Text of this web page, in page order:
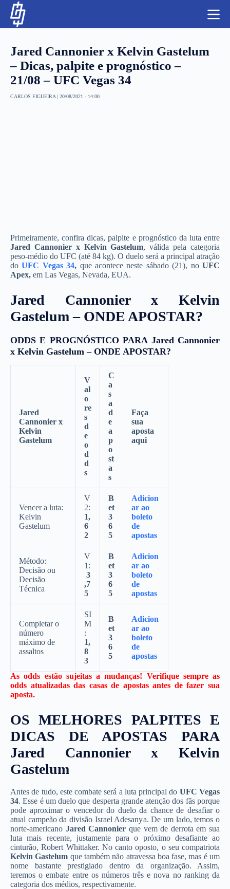
NBA
Jared Cannonier x Kelvin Gastelum
– Dicas, palpite e prognóstico –
21/08 – UFC Vegas 34
CARLOS FIGUEIRA | 20/08/2021 - 14:00
Primeiramente, confira dicas, palpite e prognóstico da luta entre
Jared Cannonier x Kelvin Gastelum, válida pela categoria
peso-médio do UFC (até 84 kg). O duelo será a principal atração
doUFC Vegas 34, que acontece neste sábado (21), noUFC
Apex, em Las Vegas, Nevada, EUA.
Jared Cannonier x Kelvin
Gastelum – ONDE APOSTAR?
ODDS E PROGNÓSTICO PARA Jared Cannonier
x Kelvin Gastelum – ONDE APOSTAR?
Jared
Cannonier x
Kelvin
Gastelum
V
al
o
re
s
d
e
o
d
d
s
C
a
s
a
d
e
a
p
o
st
a
s
Faça
sua
aposta
aqui
Vencer a luta:
Kelvin
Gastelum
V
2:
1,
6
2
B
et
3
6
5
Adicion
ar ao
boleto
de
apostas
Método:
Decisão ou
Decisão
Técnica
V
1:
3
,7
5
B
et
3
6
5
Adicion
ar ao
boleto
de
apostas
Completar o
número
máximo de
assaltos
SI
M
:
1,
8
3
B
et
3
6
5
Adicion
ar ao
boleto
de
apostas
As odds estão sujeitas a mudanças! Verifique sempre as
odds atualizadas das casas de apostas antes de fazer sua
aposta.
OS MELHORES PALPITES E
DICAS DE APOSTAS PARA
Jared Cannonier x Kelvin
Gastelum
Antes de tudo, este combate será a luta principal do UFC Vegas
34. Esse é um duelo que desperta grande atenção dos fãs porque
pode aproximar o vencedor do duelo da chance de desafiar o
atual campeão da divisão Israel Adesanya. De um lado, temos o
norte-americano Jared Cannonier que vem de derrota em sua
luta mais recente, justamente para o próximo desafiante ao
cinturão, Robert Whittaker. No canto oposto, o seu compatriota
Kelvin Gastelum que também não atravessa boa fase, mas é um
nome bastante prestigiado dentro da organização. Assim,
teremos o embate entre os números três e nova no ranking da
categoria dos médios, respectivamente.